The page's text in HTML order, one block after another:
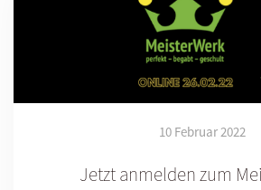
10 Februar 2022
Jetzt anmelden zum